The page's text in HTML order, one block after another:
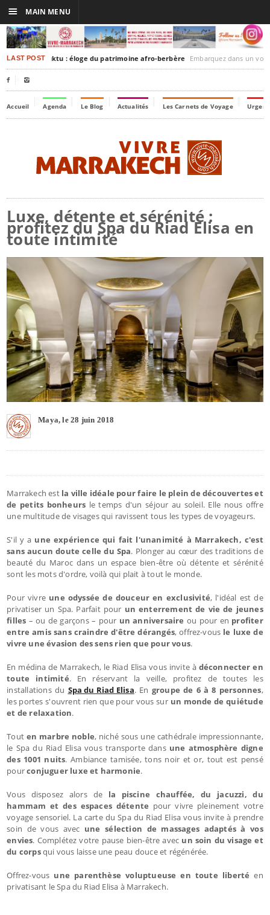
LAST POSTTimbuktu : éloge du patrimoine afro-berbère Embarquez dans un voyage culturel dans le
 
Accueil Agenda Le Blog Actualités Les Carnets de Voyage
Luxe, détente et sérénité :
profitez du Spa du Riad Elisa en
toute intimité
Maya, le 28 juin 2018
Marrakech est la ville idéale pour faire le plein de découvertes et
de petits bonheurs le temps d'un séjour au soleil. Elle nous offre
une multitude de visages qui ravissent tous les types de voyageurs.
S'il y a une expérience qui fait l'unanimité à Marrakech, c'est
sans aucun doute celle du Spa. Plonger au cœur des traditions de
beauté du Maroc dans un espace bien-être où détente et sérénité
sont les mots d'ordre, voilà qui plait à tout le monde.
Pour vivre une odyssée de douceur en exclusivité, l'idéal est de
privatiser un Spa. Parfait pour un enterrement de vie de jeunes
filles – ou de garçons – pour un anniversaire ou pour en profiter
entre amis sans craindre d'être dérangés, offrez-vous le luxe de
vivre une évasion des sens rien que pour vous.
En médina de Marrakech, le Riad Elisa vous invite à déconnecter en
toute intimité. En réservant la veille, profitez de toutes les
installations du Spa du Riad Elisa. En groupe de 6 à 8 personnes,
les portes s'ouvrent rien que pour vous sur un monde de quiétude
et de relaxation.
Tout en marbre noble, niché sous une cathédrale impressionnante,
le Spa du Riad Elisa vous transporte dans une atmosphère digne
des 1001 nuits. Ambiance tamisée, tons noir et or, tout est pensé
pourconjuguer luxe et harmonie.
Vous disposez alors de la piscine chauffée, du jacuzzi, du
hammam et des espaces détente pour vivre pleinement votre
voyage sensoriel. La carte du Spa du Riad Elisa vous invite à prendre
soin de vous avec une sélection de massages adaptés à vos
envies. Complétez votre pause bien-être avec un soin du visage et
du corpsqui vous laisse une peau douce et régénérée.
Offrez-vous une parenthèse voluptueuse en toute libertéen
privatisant le Spa du Riad Elisa à Marrakech.
☰ MAIN MENU